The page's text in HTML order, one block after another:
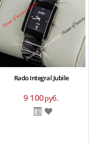
Rado Integral Jubile
9 100руб.